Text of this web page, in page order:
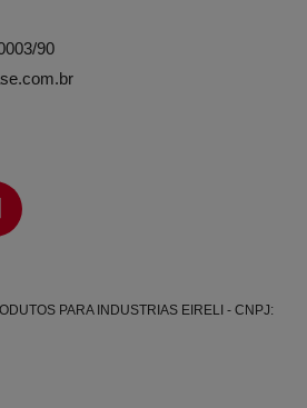
90
PARA INDUSTRIAS EIRELI - CNPJ: